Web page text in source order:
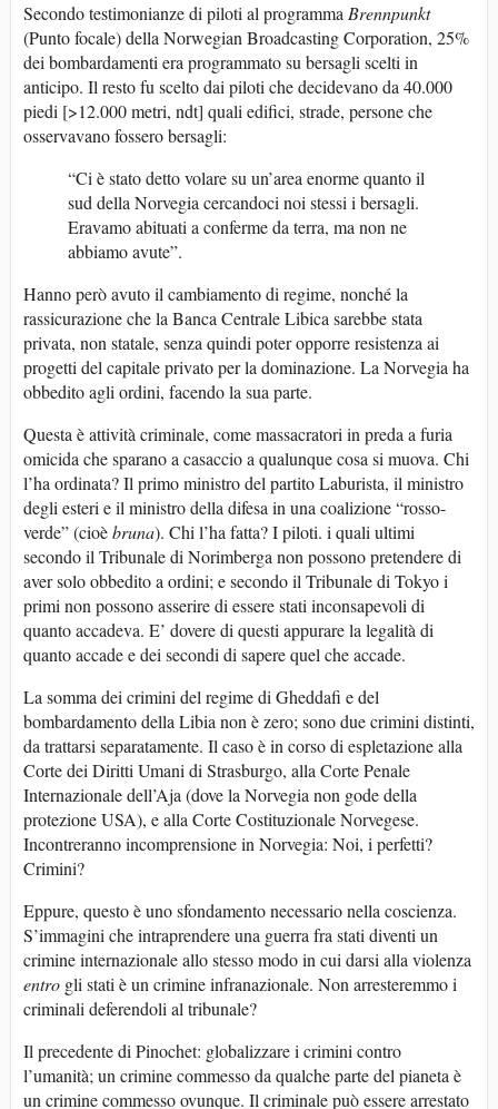
Secondo testimonianze di piloti al programma Brennpunkt
(Punto focale) della Norwegian Broadcasting Corporation, 25%
dei bombardamenti era programmato su bersagli scelti in
anticipo. Il resto fu scelto dai piloti che decidevano da 40.000
piedi [>12.000 metri, ndt] quali edifici, strade, persone che
osservavano fossero bersagli:
“Ci è stato detto volare su un’area enorme quanto il
sud della Norvegia cercandoci noi stessi i bersagli.
Eravamo abituati a conferme da terra, ma non ne
abbiamo avute”.
Hanno però avuto il cambiamento di regime, nonché la
rassicurazione che la Banca Centrale Libica sarebbe stata
privata, non statale, senza quindi poter opporre resistenza ai
progetti del capitale privato per la dominazione. La Norvegia ha
obbedito agli ordini, facendo la sua parte.
Questa è attività criminale, come massacratori in preda a furia
omicida che sparano a casaccio a qualunque cosa si muova. Chi
l’ha ordinata? Il primo ministro del partito Laburista, il ministro
degli esteri e il ministro della difesa in una coalizione “rosso-
verde” (cioèbruna). Chi l’ha fatta? I piloti. i quali ultimi
secondo il Tribunale di Norimberga non possono pretendere di
aver solo obbedito a ordini; e secondo il Tribunale di Tokyo i
primi non possono asserire di essere stati inconsapevoli di
quanto accadeva. E’ dovere di questi appurare la legalità di
quanto accade e dei secondi di sapere quel che accade.
La somma dei crimini del regime di Gheddafi e del
bombardamento della Libia non è zero; sono due crimini distinti,
da trattarsi separatamente. Il caso è in corso di espletazione alla
Corte dei Diritti Umani di Strasburgo, alla Corte Penale
Internazionale dell’Aja (dove la Norvegia non gode della
protezione USA), e alla Corte Costituzionale Norvegese.
Incontreranno incomprensione in Norvegia: Noi, i perfetti?
Crimini?
Eppure, questo è uno sfondamento necessario nella coscienza.
S’immagini che intraprendere una guerra fra stati diventi un
crimine internazionale allo stesso modo in cui darsi alla violenza
entro gli stati è un crimine infranazionale. Non arresteremmo i
criminali deferendoli al tribunale?
Il precedente di Pinochet: globalizzare i crimini contro
l’umanità; un crimine commesso da qualche parte del pianeta è
un crimine commesso ovunque. Il criminale può essere arrestato